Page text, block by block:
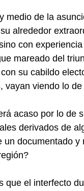
medio de la
alrededor
con
mareado del
su cabildo
viendo lo
acaso por lo de
derivados de
documentado
que el interfecto